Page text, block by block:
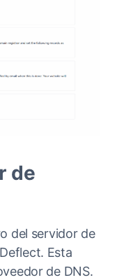
de
del servidor de
Esta
de DNS.